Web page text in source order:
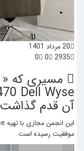
20 مرداد 1401
2935
0
0
آن قدم گذاشت
موفقیت رسیده است.